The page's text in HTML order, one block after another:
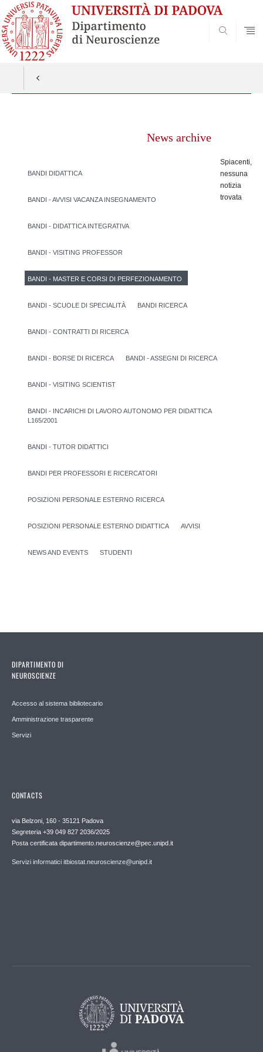
News archive
BANDI DIDATTICA
BANDI - AVVISI VACANZA INSEGNAMENTO
BANDI - DIDATTICA INTEGRATIVA
BANDI - VISITING PROFESSOR
BANDI - MASTER E CORSI DI PERFEZIONAMENTO
BANDI - SCUOLE DI SPECIALITÀ BANDI RICERCA
BANDI - CONTRATTI DI RICERCA
BANDI - BORSE DI RICERCA BANDI - ASSEGNI DI RICERCA
BANDI - VISITING SCIENTIST
BANDI - INCARICHI DI LAVORO AUTONOMO PER DIDATTICA
L165/2001
BANDI - TUTOR DIDATTICI
BANDI PER PROFESSORI E RICERCATORI
POSIZIONI PERSONALE ESTERNO RICERCA
POSIZIONI PERSONALE ESTERNO DIDATTICA AVVISI
NEWS AND EVENTS STUDENTI
Spiacenti,
nessuna
notizia
trovata
DIPARTIMENTO DI
NEUROSCIENZE
Accesso al sistema bibliotecario
Amministrazione trasparente
Servizi
CONTACTS
via Belzoni, 160 - 35121 Padova
Segreteria +39 049 827 2036/2025
Posta certificata dipartimento.neuroscienze@pec.unipd.it
Servizi informatici itbiostat.neuroscienze@unipd.it